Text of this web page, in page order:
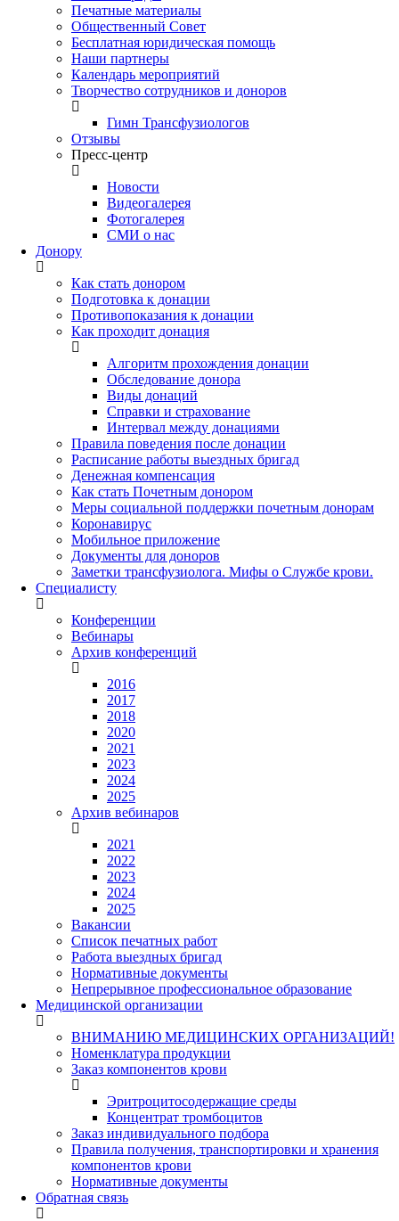
Печатные материалы
Общественный Совет
Бесплатная юридическая помощь
Наши партнеры
Календарь мероприятий
Творчество сотрудников и доноров
Гимн Трансфузиологов
Отзывы
Пресс-центр
Новости
Видеогалерея
Фотогалерея
СМИ о нас
Донору
Как стать донором
Подготовка к донации
Противопоказания к донации
Как проходит донация
Алгоритм прохождения донации
Обследование донора
Виды донаций
Справки и страхование
Интервал между донациями
Правила поведения после донации
Расписание работы выездных бригад
Денежная компенсация
Как стать Почетным донором
Меры социальной поддержки почетным донорам
Коронавирус
Мобильное приложение
Документы для доноров
Заметки трансфузиолога. Мифы о Службе крови.
Специалисту
Конференции
Вебинары
Архив конференций
2016
2017
2018
2020
2021
2023
2024
2025
Архив вебинаров
2021
2022
2023
2024
2025
Вакансии
Список печатных работ
Работа выездных бригад
Нормативные документы
Непрерывное профессиональное образование
Медицинской организации
ВНИМАНИЮ МЕДИЦИНСКИХ ОРГАНИЗАЦИЙ!
Номенклатура продукции
Заказ компонентов крови
Эритроцитосодержащие среды
Концентрат тромбоцитов
Заказ индивидуального подбора
Правила получения, транспортировки и хранения
компонентов крови
Нормативные документы
Обратная связь